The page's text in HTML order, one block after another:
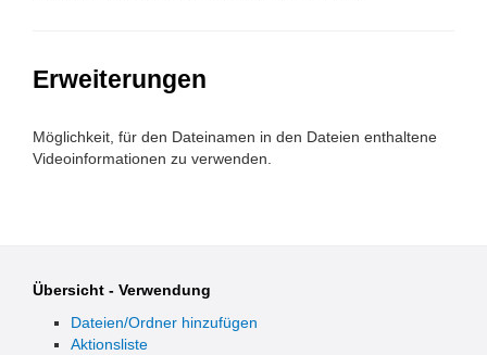
Erweiterungen
Möglichkeit, für den Dateinamen in den Dateien enthaltene
Videoinformationen zu verwenden.
Übersicht - Verwendung
Dateien/Ordner hinzufügen
Aktionsliste